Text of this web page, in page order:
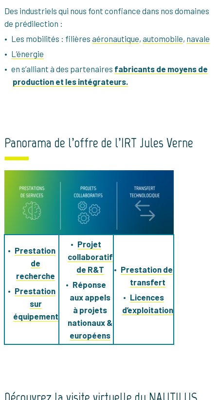
Des industriels qui nous font confiance dans nos domaines
de prédilection :
Les mobilités : filières aéronautique, automobile, navale
L’énergie
en s’alliant à des partenaires fabricants de moyens de
production et les intégrateurs.
Panorama de l’offre de l’IRT Jules Verne
Prestation
de
recherche
Prestation
sur
équipement
Projet
collaboratif
de R&T
Réponse
aux appels
à projets
nationaux &
européens
Prestation de
transfert
Licences
d’exploitation